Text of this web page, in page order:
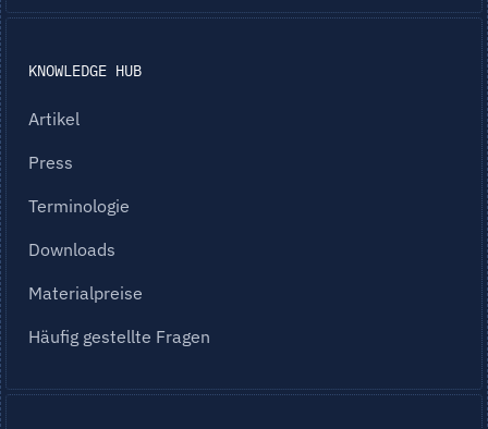
KNOWLEDGE HUB
Artikel
Press
Terminologie
Downloads
Materialpreise
Häufig gestellte Fragen